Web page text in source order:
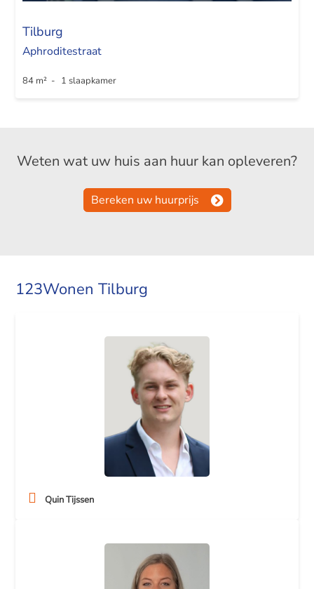
Tilburg
Aphroditestraat
84 m² - 1 slaapkamer
Weten wat uw huis aan huur kan opleveren?
Bereken uw huurprijs
123Wonen Tilburg
Quin Tijssen